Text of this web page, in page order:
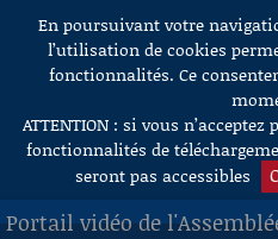
Aller au contenu
En poursuivant votre
l’utilisation de cookies
fonctionnalités. Ce
ATTENTION : si vous
fonctionnalités de
seront pas accessibles
Portail vidéo de